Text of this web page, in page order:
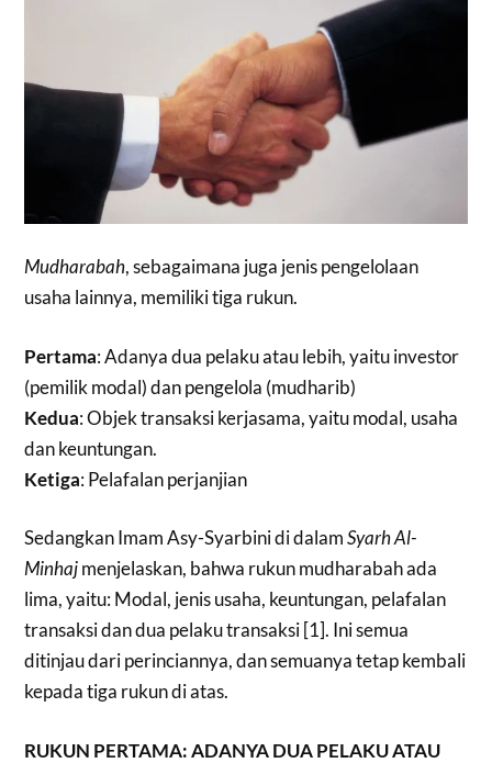
Mudharabah, sebagaimana juga jenis pengelolaan
usaha lainnya, memiliki tiga rukun.
Pertama: Adanya dua pelaku atau lebih, yaitu investor
(pemilik modal) dan pengelola (mudharib)
Kedua: Objek transaksi kerjasama, yaitu modal, usaha
dan keuntungan.
Ketiga: Pelafalan perjanjian
Sedangkan Imam Asy-Syarbini di dalamSyarh Al-
Minhajmenjelaskan, bahwa rukun mudharabah ada
lima, yaitu: Modal, jenis usaha, keuntungan, pelafalan
transaksi dan dua pelaku transaksi [1]. Ini semua
ditinjau dari perinciannya, dan semuanya tetap kembali
kepada tiga rukun di atas.
RUKUN PERTAMA: ADANYA DUA PELAKU ATAU